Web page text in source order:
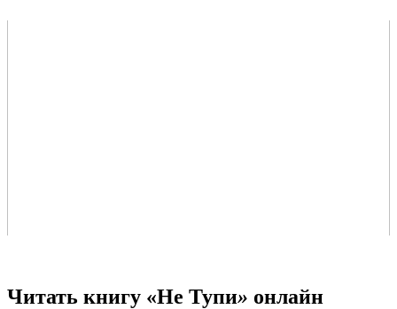
Читать книгу «Не Тупи» онлайн